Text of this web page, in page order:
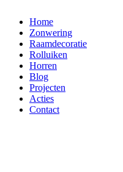
Home
Zonwering
Raamdecoratie
Rolluiken
Horren
Blog
Projecten
Acties
Contact